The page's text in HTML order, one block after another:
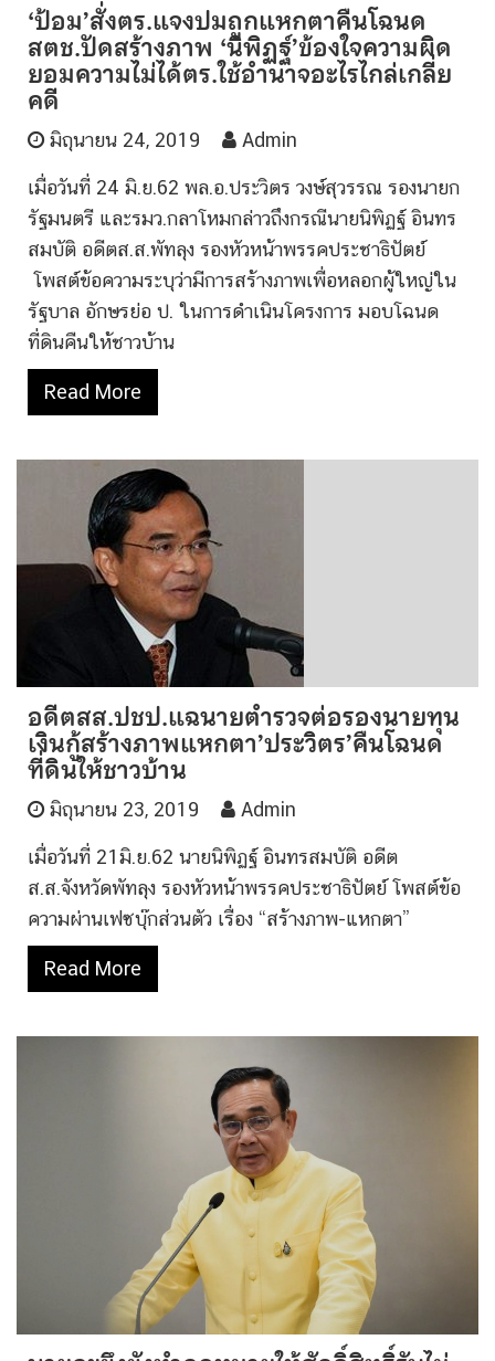
‘ป้อม’สั่งตร.แจงปมถูกแหกตาคืนโฉนด
สตช.ปัดสร้างภาพ ‘นิพิฏฐ์’ข้องใจความผิด
ยอมความไม่ได้ตร.ใช้อำนาจอะไรไกล่เกลี่ย
คดี
มิถุนายน 24, 2019 Admin
เมื่อวันที่ 24 มิ.ย.62 พล.อ.ประวิตร วงษ์สุวรรณ รองนายก
รัฐมนตรี และรมว.กลาโหมกล่าวถึงกรณีนายนิพิฏฐ์ อินทร
สมบัติ อดีตส.ส.พัทลุง รองหัวหน้าพรรคประชาธิปัตย์
โพสต์ข้อความระบุว่ามีการสร้างภาพเพื่อหลอกผู้ใหญ่ใน
รัฐบาล อักษรย่อ ป. ในการดำเนินโครงการ มอบโฉนด
ที่ดินคืนให้ชาวบ้าน
Read More
อดีตสส.ปชป.แฉนายตำรวจต่อรองนายทุน
เงินกู้สร้างภาพแหกตา’ประวิตร’คืนโฉนด
ที่ดินให้ชาวบ้าน
มิถุนายน 23, 2019 Admin
เมื่อวันที่ 21มิ.ย.62 นายนิพิฏฐ์ อินทรสมบัติ อดีต
ส.ส.จังหวัดพัทลุง รองหัวหน้าพรรคประชาธิปัตย์ โพสต์ข้อ
ความผ่านเฟซบุ๊กส่วนตัว เรื่อง “สร้างภาพ-แหกตา”
Read More